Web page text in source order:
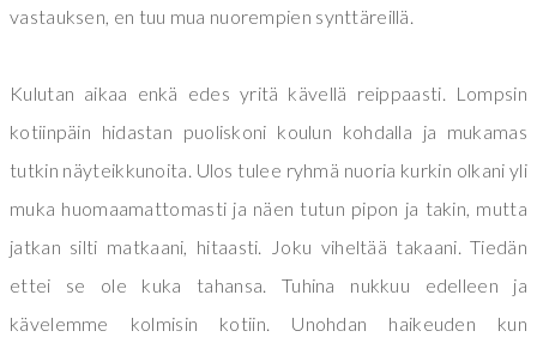
vastauksen, en tuu mua nuorempien synttäreillä.
Kulutan aikaa enkä edes yritä kävellä reippaasti. Lompsin
kotiinpäin hidastan puoliskoni koulun kohdalla ja mukamas
tutkin näyteikkunoita. Ulos tulee ryhmä nuoria kurkin olkani yli
muka huomaamattomasti ja näen tutun pipon ja takin, mutta
jatkan silti matkaani, hitaasti. Joku viheltää takaani. Tiedän
ettei se ole kuka tahansa. Tuhina nukkuu edelleen ja
kävelemme kolmisin kotiin. Unohdan haikeuden kun